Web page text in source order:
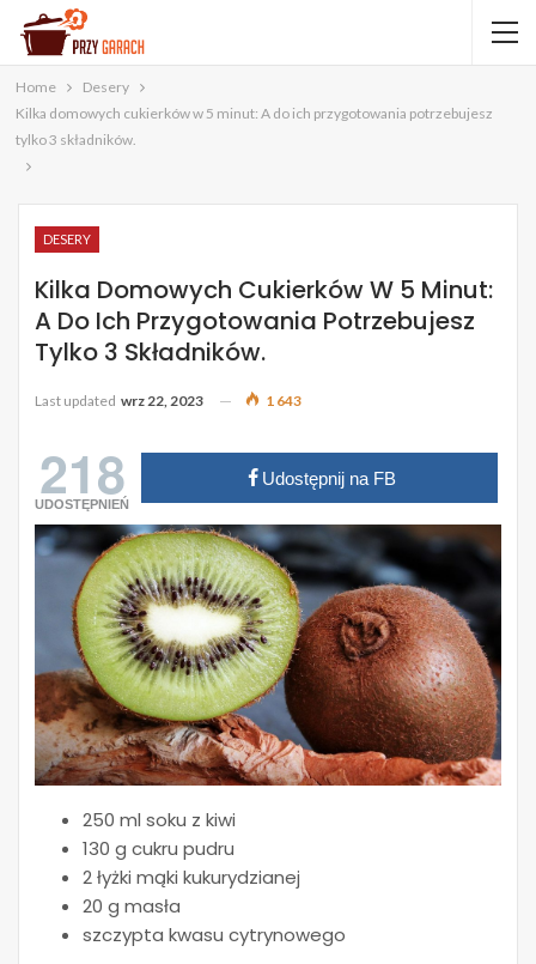
Home
Desery
Kilka domowych cukierków w 5 minut: A do ich przygotowania potrzebujesz
tylko 3 składników.
DESERY
Kilka Domowych Cukierków W 5 Minut:
A Do Ich Przygotowania Potrzebujesz
Tylko 3 Składników.
Last updated wrz 22, 2023 1 643
218
UDOSTĘPNIEŃ
Udostępnij na FB
250 ml soku z kiwi
130 g cukru pudru
2 łyżki mąki kukurydzianej
20 g masła
szczypta kwasu cytrynowego